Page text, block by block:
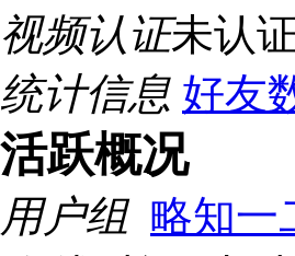
视频认证未认
统计信息 好友
活跃概况
用户组 略知一